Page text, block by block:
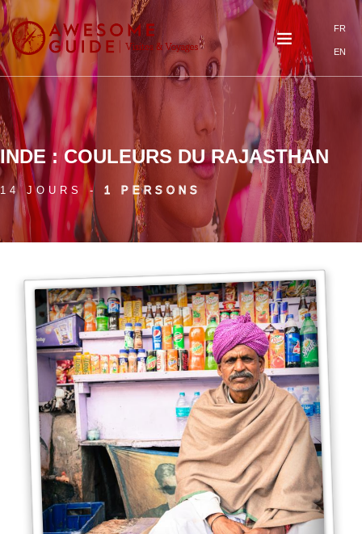
Aller au contenu principal
FR
EN
INDE : COULEURS DU RAJASTHAN
14 JOURS - 1 PERSONS